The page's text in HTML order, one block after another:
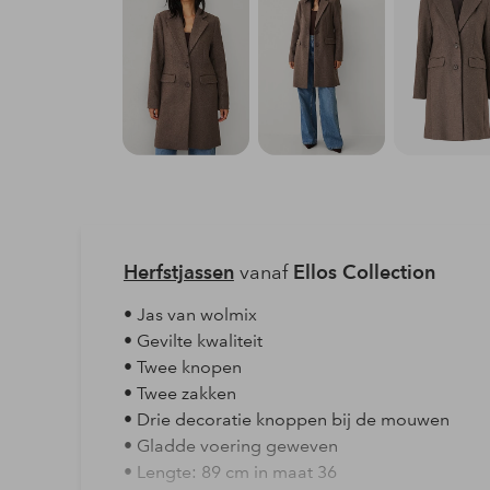
Herfstjassenvanaf Ellos Collection
• Jas van wolmix
• Gevilte kwaliteit
• Twee knopen
• Twee zakken
• Drie decoratie knoppen bij de mouwen
• Gladde voering geweven
• Lengte: 89 cm in maat 36